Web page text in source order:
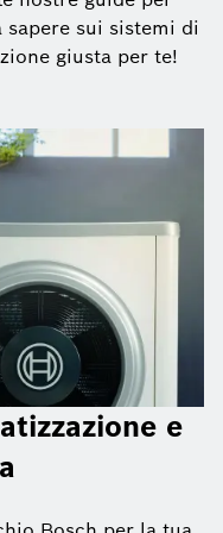
sui sistemi di
giusta per te!
e